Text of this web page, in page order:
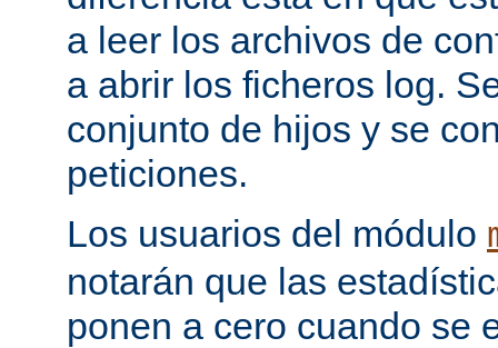
a leer los archivos de
a abrir los ficheros log.
conjunto de hijos y se
peticiones.
Los usuarios del módulo
notarán que las
ponen a cero cuando se